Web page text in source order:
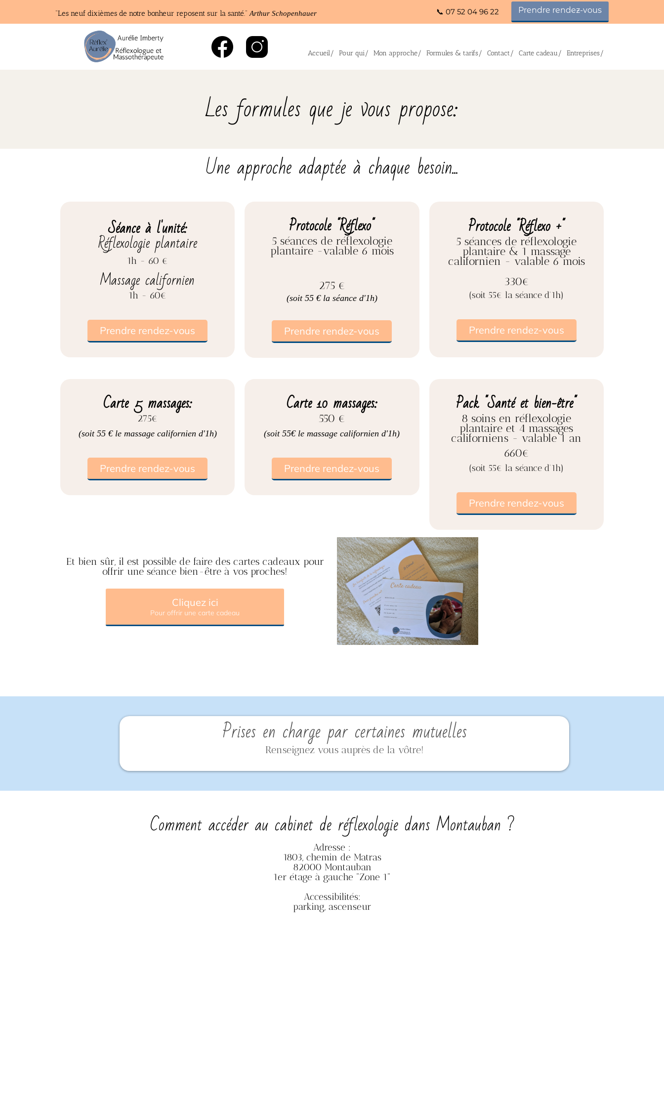
"Les neuf dixièmes de notre bonheur reposent sur la santé."Arthur Schopenhauer 📞 07 52 04 96 22 Prendre rendez-vous
Accueil/ Pour qui/ Mon approche/ Formules & tarifs/ Contact/ Carte cadeau/ Entreprises/
Les formules que je vous propose:
Une approche adaptée à chaque besoin...
Séance à l'unité:
Réflexologie plantaire
1h - 60 €
Massage californien
1h - 60€
Prendre rendez-vous
Protocole "Réflexo"
5 séances de réflexologie
plantaire -valable 6 mois
275 €
(soit 55 € la séance d'1h)
Prendre rendez-vous
Protocole "Réflexo +"
5 séances de réflexologie
plantaire & 1 massage
californien - valable 6 mois
330€
(soit 55€ la séance d'1h)
Prendre rendez-vous
Carte 5 massages:
275€
(soit 55 € le massage californien d'1h)
Prendre rendez-vous
Carte 10 massages:
550 €
(soit 55€ le massage californien d'1h)
Prendre rendez-vous
Pack "Santé et bien-être"
8 soins en réflexologie
plantaire et 4 massages
californiens - valable 1 an
660€
(soit 55€ la séance d'1h)
Prendre rendez-vous
Et bien sûr, il est possible de faire des cartes cadeaux pour
offrir une séance bien-être à vos proches!
Cliquez ici
Pour offrir une carte cadeau
Prises en charge par certaines mutuelles
Renseignez vous auprès de la vôtre!
Comment accéder au cabinet de réflexologie dans Montauban ?
Adresse :
1803, chemin de Matras
82000 Montauban
1er étage à gauche "Zone 1"
Accessibilités:
parking, ascenseur